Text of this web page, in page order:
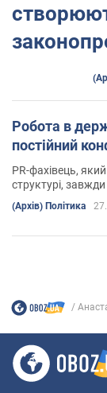
Робота в
постійний
PR-фахівець,
структурі,
інтересів
(Архів) Політика